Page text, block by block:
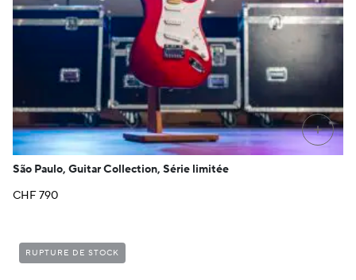
+
São Paulo, Guitar Collection, Série limitée
CHF790
RUPTURE DE STOCK